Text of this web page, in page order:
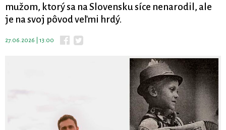
mužom, ktorý sa na Slovensku síce nenarodil, ale
je na svoj pôvod veľmi hrdý.
27.06.2026 | 13:00